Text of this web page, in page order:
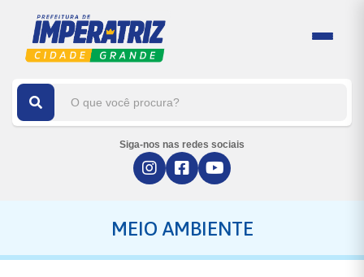
Siga-nos nas redes sociais
MEIO AMBIENTE